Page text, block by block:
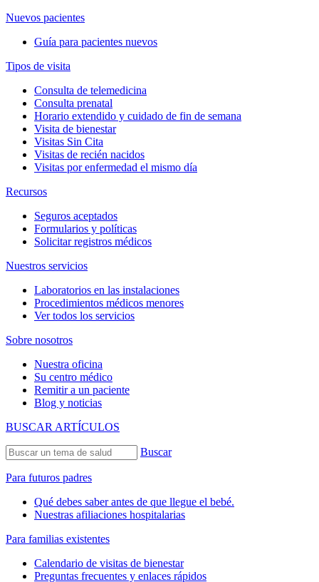
Nuevos pacientes
Guía para pacientes nuevos
Tipos de visita
Consulta de telemedicina
Consulta prenatal
Horario extendido y cuidado de fin de semana
Visita de bienestar
Visitas Sin Cita
Visitas de recién nacidos
Visitas por enfermedad el mismo día
Recursos
Seguros aceptados
Formularios y políticas
Solicitar registros médicos
Nuestros servicios
Laboratorios en las instalaciones
Procedimientos médicos menores
Ver todos los servicios
Sobre nosotros
Nuestra oficina
Su centro médico
Remitir a un paciente
Blog y noticias
BUSCAR ARTÍCULOS
Buscar
Para futuros padres
Qué debes saber antes de que llegue el bebé.
Nuestras afiliaciones hospitalarias
Para familias existentes
Calendario de visitas de bienestar
Preguntas frecuentes y enlaces rápidos